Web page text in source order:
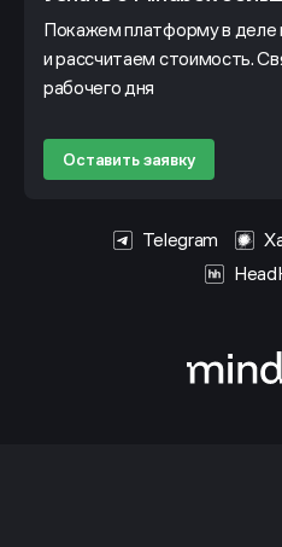
Покажем платформу в деле
и рассчитаем стоимость.
рабочего дня
Оставить заявку
Telegram